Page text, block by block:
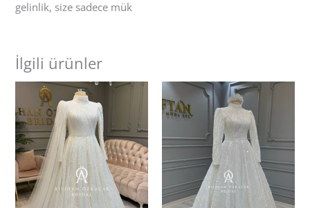
gelinlik, size sadece mük
İlgili ürünler